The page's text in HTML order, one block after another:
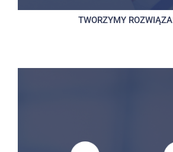
TWORZYMY